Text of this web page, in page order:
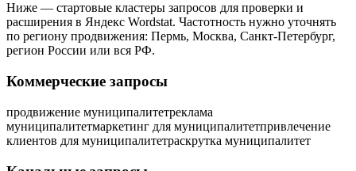
Ниже — стартовые кластеры запросов для проверки и
расширения в Яндекс Wordstat. Частотность нужно уточнять
по региону продвижения: Пермь, Москва, Санкт-Петербург,
регион России или вся РФ.
Коммерческие запросы
продвижение муниципалитетреклама
муниципалитетмаркетинг для муниципалитетпривлечение
клиентов для муниципалитетраскрутка муниципалитет